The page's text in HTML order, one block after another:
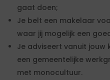
gaat doen;
Je belt een makelaar
waar jij mogelijk een
Je adviseert vanuit jouw
een gemeentelijke
met monocultuur.